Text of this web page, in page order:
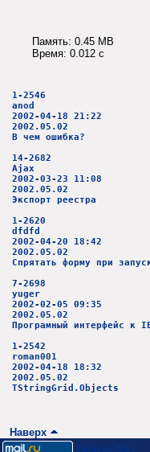
Память: 0.45 MB
Время: 0.012 c
1-2546
anod
2002-04-18 21:22
2002.05.02
В чем ошибка?
14-2682
Ajax
2002-03-23 11:08
2002.05.02
Экспорт реестра
1-2620
dfdfd
2002-04-20 18:42
2002.05.02
Спрятать форму при
7-2698
yuger
2002-02-05 09:35
2002.05.02
Програмный интерфейс к
1-2542
roman001
2002-04-18 18:32
2002.05.02
TStringGrid.Objects
Наверх